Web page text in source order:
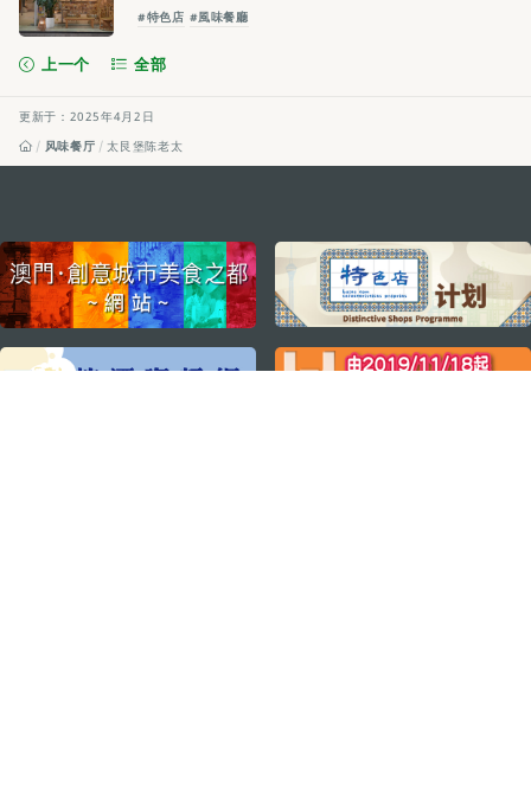
#特色店 #風味餐廳
上一个 全部
更新于：2025年4月2日
风味餐厅
太艮堡陈老太
external links